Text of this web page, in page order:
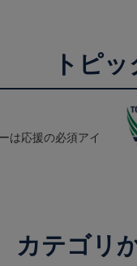
トピッ
は応援の必須アイ
カテゴリ